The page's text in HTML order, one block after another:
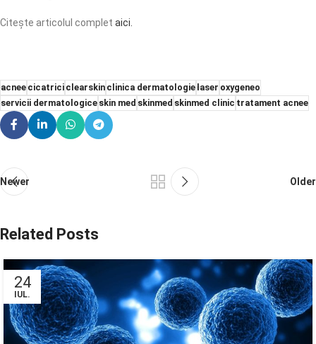
Citește articolul complet aici.
acneecicatriciclearskinclinica dermatologielaser oxygeneo
servicii dermatologiceskin med skinmed skinmed clinic tratament acnee
Newer Older
Related Posts
24
IUL.